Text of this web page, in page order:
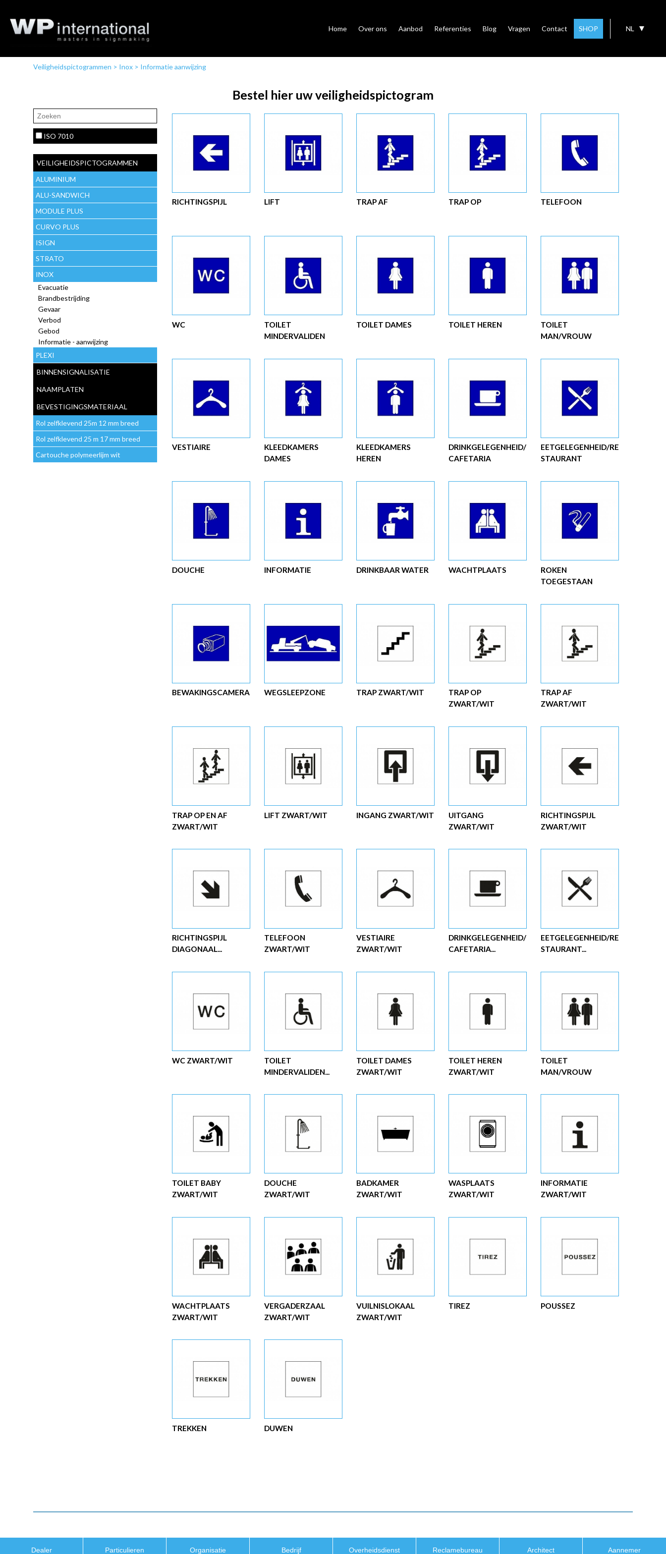
NL
Home Over ons Aanbod Referenties Blog Vragen Contact SHOP
Veiligheidspictogrammen > Inox > Informatie aanwijzing
Bestel hier uw veiligheidspictogram
ISO 7010
VEILIGHEIDSPICTOGRAMMEN
ALUMINIUM
ALU-SANDWICH
MODULE PLUS
CURVO PLUS
ISIGN
STRATO
INOX
Evacuatie
Brandbestrijding
Gevaar
Verbod
Gebod
Informatie - aanwijzing
PLEXI
BINNENSIGNALISATIE
NAAMPLATEN
BEVESTIGINGSMATERIAAL
Rol zelfklevend 25m 12 mm breed
Rol zelfklevend 25 m 17 mm breed
Cartouche polymeerlijm wit
RICHTINGSPIJL LIFT TRAP AF TRAP OP TELEFOON
WC
TOILET
MINDERVALIDEN
TOILET DAMES TOILET HEREN
TOILET
MAN/VROUW
VESTIAIRE
KLEEDKAMERS
DAMES
KLEEDKAMERS
HEREN
DRINKGELEGENHEID/
CAFETARIA
EETGELEGENHEID/RE
STAURANT
DOUCHE INFORMATIE DRINKBAAR WATER WACHTPLAATS
ROKEN
TOEGESTAAN
BEWAKINGSCAMERA WEGSLEEPZONE TRAP ZWART/WIT
TRAP OP
ZWART/WIT
TRAP AF
ZWART/WIT
TRAP OP EN AF
ZWART/WIT
LIFT ZWART/WIT INGANG ZWART/WIT
UITGANG
ZWART/WIT
RICHTINGSPIJL
ZWART/WIT
RICHTINGSPIJL
DIAGONAAL...
TELEFOON
ZWART/WIT
VESTIAIRE
ZWART/WIT
DRINKGELEGENHEID/
CAFETARIA...
EETGELEGENHEID/RE
STAURANT...
WC ZWART/WIT
TOILET
MINDERVALIDEN...
TOILET DAMES
ZWART/WIT
TOILET HEREN
ZWART/WIT
TOILET
MAN/VROUW
TOILET BABY
ZWART/WIT
DOUCHE
ZWART/WIT
BADKAMER
ZWART/WIT
WASPLAATS
ZWART/WIT
INFORMATIE
ZWART/WIT
WACHTPLAATS
ZWART/WIT
VERGADERZAAL
ZWART/WIT
VUILNISLOKAAL
ZWART/WIT
TIREZ POUSSEZ
TREKKEN DUWEN
Dealer Particulieren Organisatie Bedrijf Overheidsdienst Reclamebureau Architect Aannemer